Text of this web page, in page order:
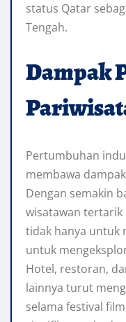
status Qatar
Tengah.
Dampak
Pertumbuhan
membawa
Dengan semakin
wisatawan
tidak hanya untuk
untuk
Hotel, restoran,
lainnya turut
selama festival